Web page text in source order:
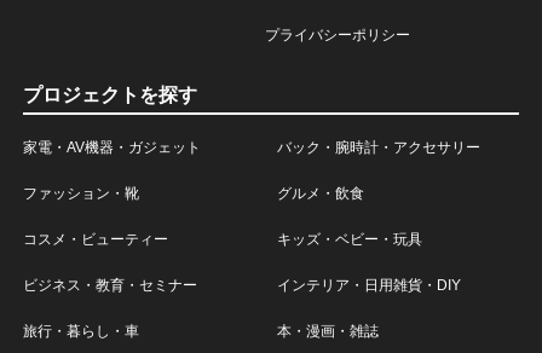
プライバシーポリシー
プロジェクトを探す
家電・AV機器・ガジェット バック・腕時計・アクセサリー
ファッション・靴 グルメ・飲食
コスメ・ビューティー キッズ・ベビー・玩具
ビジネス・教育・セミナー インテリア・日用雑貨・DIY
旅行・暮らし・車 本・漫画・雑誌